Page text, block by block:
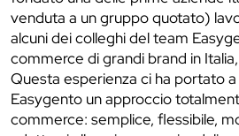
venduta a un gruppo quotato)
alcuni dei colleghi del team
commerce di grandi brand in
Questa esperienza ci ha portato
Easygento un approccio
commerce: semplice, flessibile,